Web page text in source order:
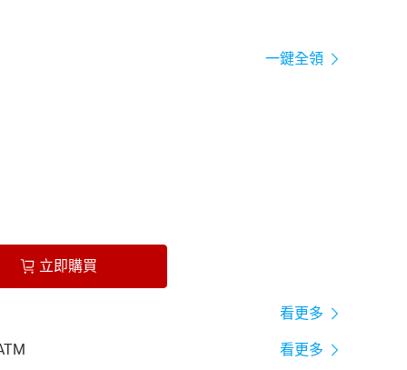
一鍵全領
立即購買
看更多
看更多